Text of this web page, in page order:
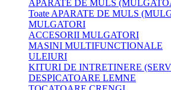
APARATE DE MULS
Toate APARATE DE MULS
MULGATORI
ACCESORII MULGATORI
MASINI MULTIFUNCTIONALE
ULEIURI
KITURI DE INTRETINERE
DESPICATOARE LEMNE